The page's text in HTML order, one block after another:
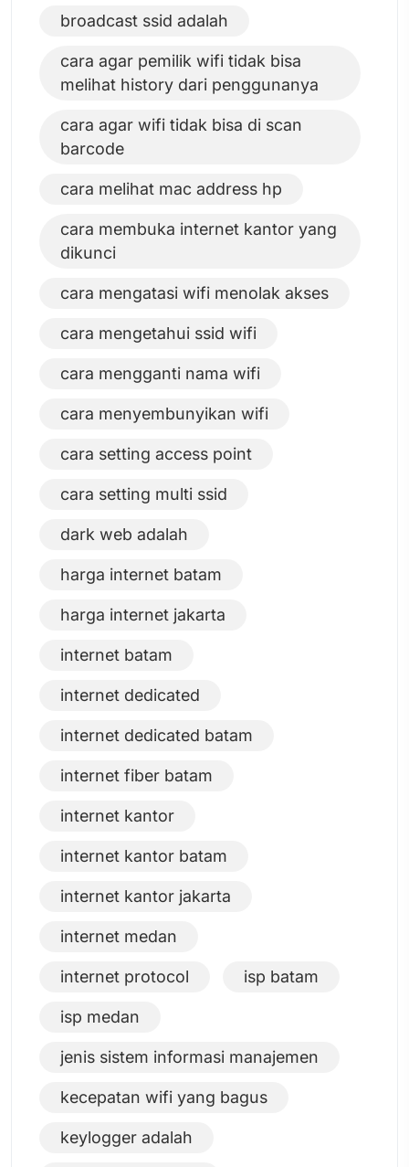
broadcast ssid adalah
cara agar pemilik wifi tidak bisa
melihat history dari penggunanya
cara agar wifi tidak bisa di scan
barcode
cara melihat mac address hp
cara membuka internet kantor yang
dikunci
cara mengatasi wifi menolak akses
cara mengetahui ssid wifi
cara mengganti nama wifi
cara menyembunyikan wifi
cara setting access point
cara setting multi ssid
dark web adalah
harga internet batam
harga internet jakarta
internet batam
internet dedicated
internet dedicated batam
internet fiber batam
internet kantor
internet kantor batam
internet kantor jakarta
internet medan
internet protocol isp batam
isp medan
jenis sistem informasi manajemen
kecepatan wifi yang bagus
keylogger adalah